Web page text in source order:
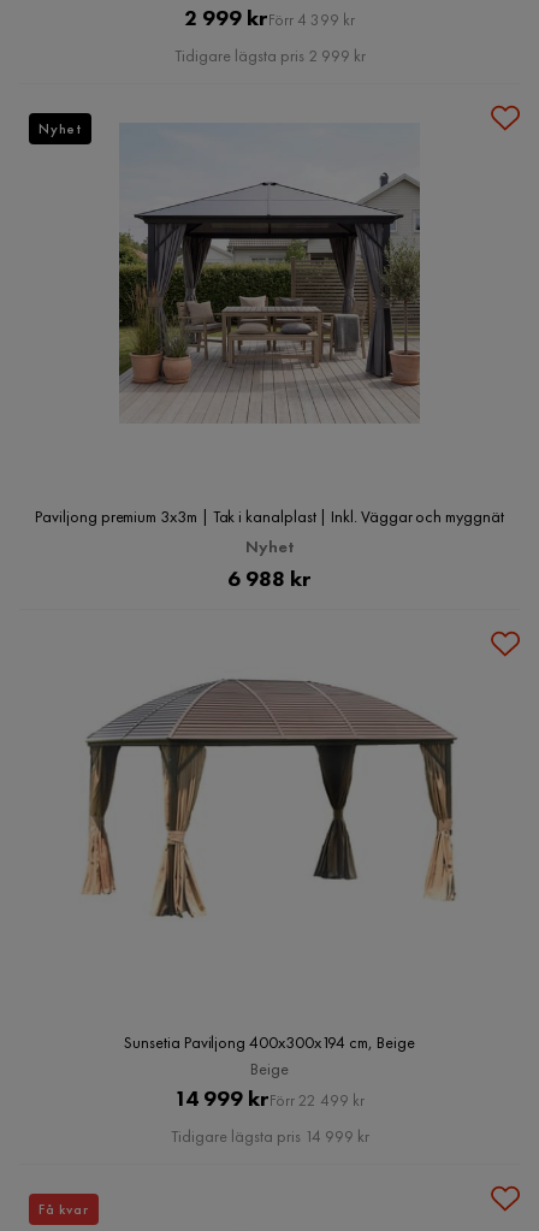
Pris
2 999 krOriginal
Pris
Förr 4 399 kr
Tidigare lägsta pris 2 999 kr
Paviljong premium 3x3m | Tak i kanalplast | Inkl. Väggar och myggnät
Nyhet
Pris
6 988 kr
Nyhet
Sunsetia Paviljong 400x300x194 cm, Beige
Beige
Pris
14 999 krOriginal
Pris
Förr 22 499 kr
Tidigare lägsta pris 14 999 kr
Få kvar